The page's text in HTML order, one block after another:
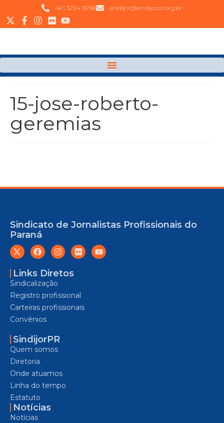
(41) 3224 9296 sindijor@sindijorpr.org.br
15-jose-roberto-
geremias
Sindicato de Jornalistas Profissionais do
Paraná
Links Diretos
Sindicalização
Registro profissional
Carteiras profissionais
Convênios
SindijorPR
Quem somos
Diretoria
Onde atuamos
Linha do tempo
Estatuto
Notícias
Notícias